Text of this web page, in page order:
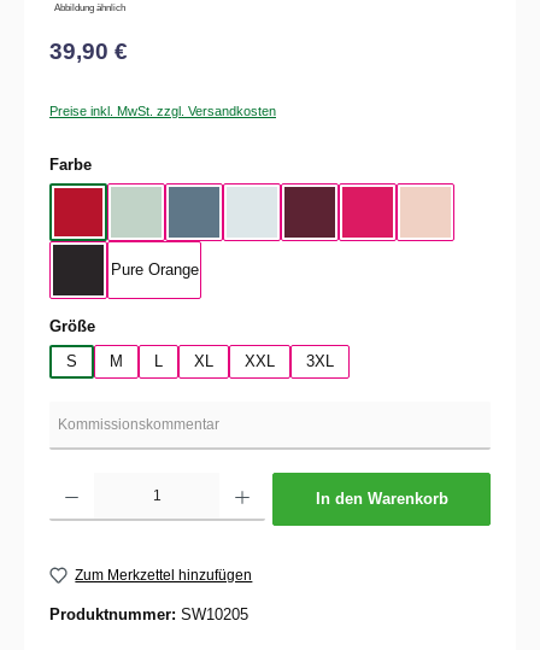
Abbildung ähnlich
39,90 €
Preise inkl. MwSt. zzgl. Versandkosten
Farbeauswählen
Black Pure
Pure Orange
Größeauswählen
S
M XL XXL 3XL
In den Warenkorb
Zum Merkzettel hinzufügen
Produktnummer: SW10205